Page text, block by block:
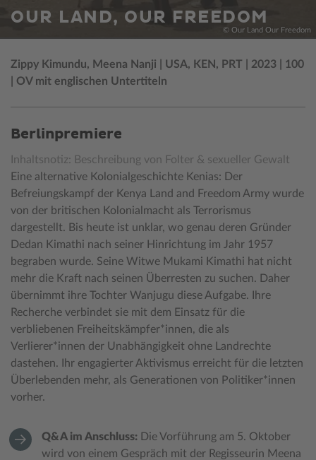
OUR LAND, OUR FREEDOM
© Our Land Our Freedom
Zippy Kimundu, Meena Nanji | USA, KEN, PRT | 2023 | 100
| OV mit englischen Untertiteln
Berlinpremiere
Inhaltsnotiz: Beschreibung von Folter & sexueller Gewalt
Eine alternative Kolonialgeschichte Kenias: Der
Befreiungskampf der Kenya Land and Freedom Army wurde
von der britischen Kolonialmacht als Terrorismus
dargestellt. Bis heute ist unklar, wo genau deren Gründer
Dedan Kimathi nach seiner Hinrichtung im Jahr 1957
begraben wurde. Seine Witwe Mukami Kimathi hat nicht
mehr die Kraft nach seinen Überresten zu suchen. Daher
übernimmt ihre Tochter Wanjugu diese Aufgabe. Ihre
Recherche verbindet sie mit dem Einsatz für die
verbliebenen Freiheitskämpfer*innen, die als
Verlierer*innen der Unabhängigkeit ohne Landrechte
dastehen. Ihr engagierter Aktivismus erreicht für die letzten
Überlebenden mehr, als Generationen von Politiker*innen
vorher.
Q&A im Anschluss: Die Vorführung am 5. Oktober
wird von einem Gespräch mit der Regisseurin Meena